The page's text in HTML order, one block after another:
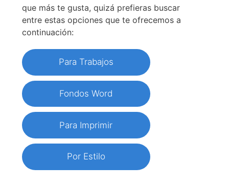
que más te gusta, quizá prefieras buscar
entre estas opciones que te ofrecemos a
continuación:
Para Trabajos
Fondos Word
Para Imprimir
Por Estilo